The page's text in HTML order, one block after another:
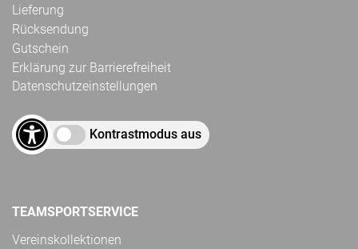
Lieferung
Rücksendung
Gutschein
Erklärung zur Barrierefreiheit
Datenschutzeinstellungen
Kontrastmodus aus
TEAMSPORTSERVICE
Vereinskollektionen